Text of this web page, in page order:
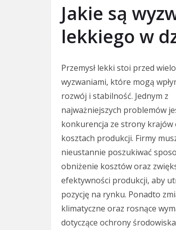
Jakie są
lekkiego w
Przemysł lekki stoi przed
wyzwaniami, które mogą
rozwój i stabilność. Jednym z
najważniejszych problemów
konkurencja ze strony krajów
kosztach produkcji. Firmy
nieustannie poszukiwać
obniżenie kosztów oraz
efektywności produkcji, aby
pozycję na rynku. Ponadto
klimatyczne oraz rosnące
dotyczące ochrony